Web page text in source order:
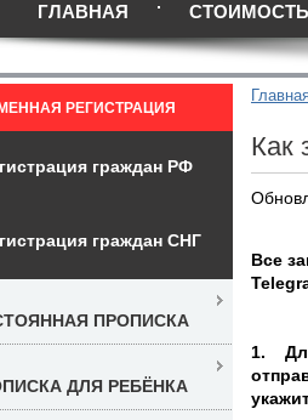
ГЛАВНАЯ
Как
Все
1.
РЕГИСТРАЦИЯ
граждан РФ
граждан СНГ
ПРОПИСКА
ДЛЯ РЕБЁНКА